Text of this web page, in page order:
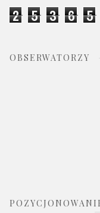
2 5 3 6 5
OBSERWATORZY